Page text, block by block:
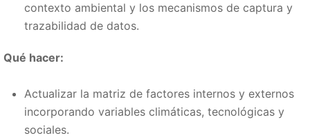
contexto ambiental y los mecanismos de captura y
trazabilidad de datos.
Qué hacer:
Actualizar la matriz de factores internos y externos
incorporando variables climáticas, tecnológicas y
sociales.